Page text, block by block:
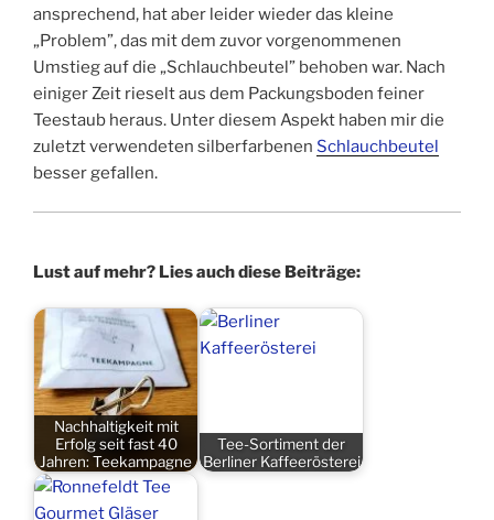
ansprechend, hat aber leider wieder das kleine
„Problem”, das mit dem zuvor vorgenommenen
Umstieg auf die „Schlauchbeutel” behoben war. Nach
einiger Zeit rieselt aus dem Packungsboden feiner
Teestaub heraus. Unter diesem Aspekt haben mir die
zuletzt verwendeten silberfarbenen Schlauchbeutel
besser gefallen.
Lust auf mehr? Lies auch diese Beiträge:
Nachhaltigkeit mit
Erfolg seit fast 40
Jahren: Teekampagne
Tee-Sortiment der
Berliner Kaffeerösterei